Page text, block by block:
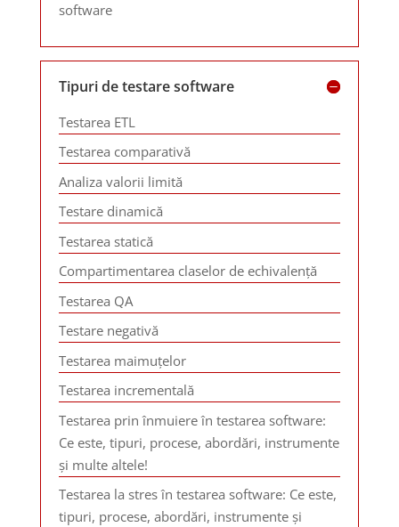
software
Tipuri de testare software
Testarea ETL
Testarea comparativă
Analiza valorii limită
Testare dinamică
Testarea statică
Compartimentarea claselor de echivalență
Testarea QA
Testare negativă
Testarea maimuțelor
Testarea incrementală
Testarea prin înmuiere în testarea software:
Ce este, tipuri, procese, abordări, instrumente
și multe altele!
Testarea la stres în testarea software: Ce este,
tipuri, procese, abordări, instrumente și